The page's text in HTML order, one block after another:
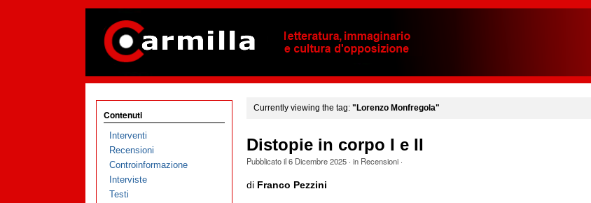
Currently viewing the tag: "Lorenzo Monfregola"
Distopie in corpo I e II
Pubblicato il6 Dicembre 2025· in Recensioni·
di Franco Pezzini
Contenuti
Interventi
Recensioni
Controinformazione
Interviste
Testi